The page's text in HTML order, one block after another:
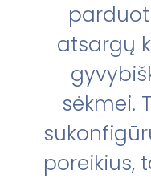
atsargų
sėkmei.
poreikius,